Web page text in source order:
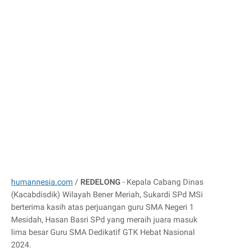
humannesia.com / REDELONG - Kepala Cabang Dinas
(Kacabdisdik) Wilayah Bener Meriah, Sukardi SPd MSi
berterima kasih atas perjuangan guru SMA Negeri 1
Mesidah, Hasan Basri SPd yang meraih juara masuk
lima besar Guru SMA Dedikatif GTK Hebat Nasional
2024.